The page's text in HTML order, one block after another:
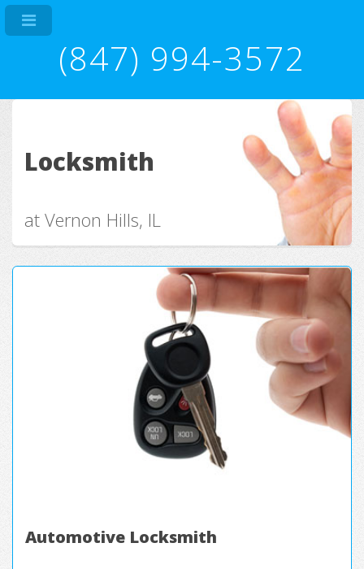
(847) 994-3572
Locksmith
at Vernon Hills, IL
Automotive Locksmith